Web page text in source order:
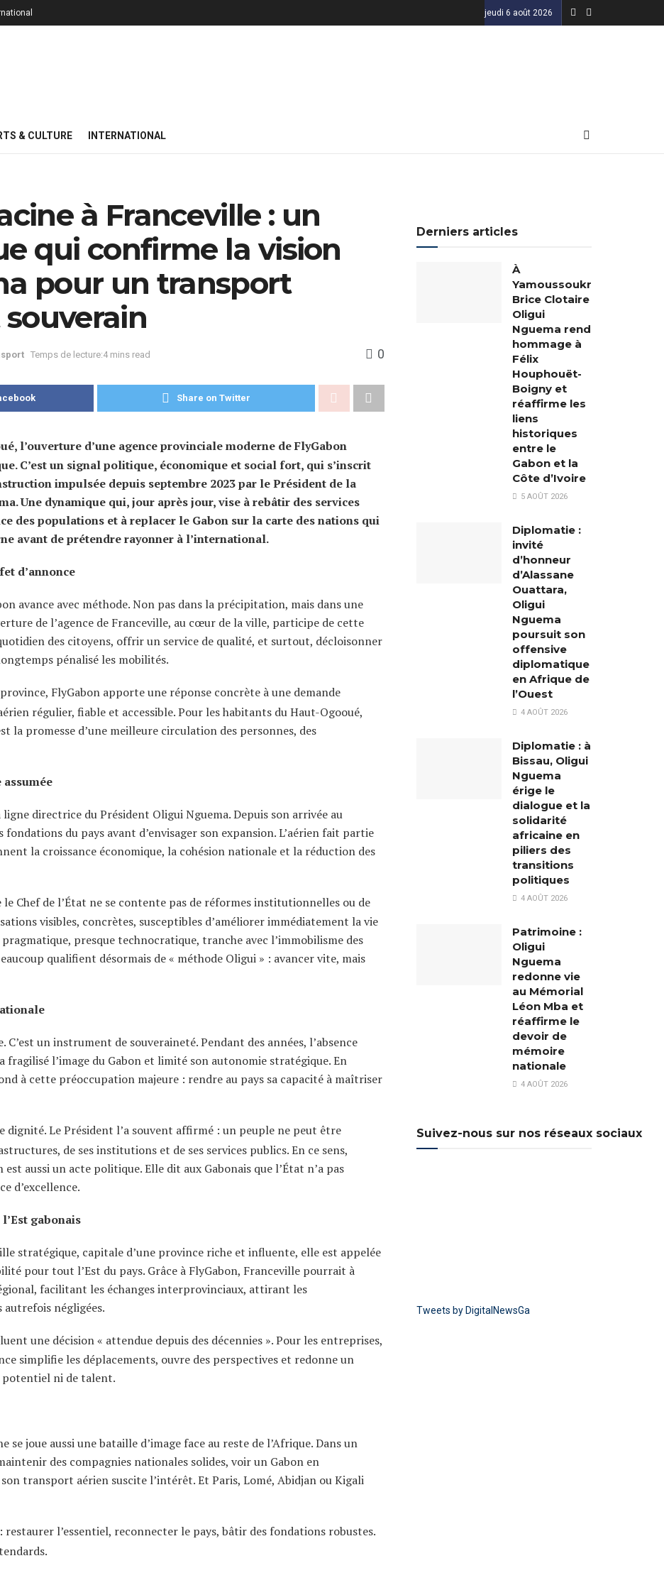
jeudi 6 août 2026
& CULTURE INTERNATIONAL
à Franceville : un
qui confirme la vision
pour un transport
Temps de lecture:4 mins read 0
Share on Twitter
l’ouverture d’une agence provinciale moderne de FlyGabon
C’est un signal politique, économique et social fort, qui s’inscrit
impulsée depuis septembre 2023 par le Président de la
Une dynamique qui, jour après jour, vise à rebâtir des services
des populations et à replacer le Gabon sur la carte des nations qui
avant de prétendre rayonner à l’international.
d’annonce
avance avec méthode. Non pas dans la précipitation, mais dans une
de l’agence de Franceville, au cœur de la ville, participe de cette
des citoyens, offrir un service de qualité, et surtout, décloisonner
pénalisé les mobilités.
FlyGabon apporte une réponse concrète à une demande
régulier, fiable et accessible. Pour les habitants du Haut-Ogooué,
la promesse d’une meilleure circulation des personnes, des
directrice du Président Oligui Nguema. Depuis son arrivée au
du pays avant d’envisager son expansion. L’aérien fait partie
la croissance économique, la cohésion nationale et la réduction des
Chef de l’État ne se contente pas de réformes institutionnelles ou de
visibles, concrètes, susceptibles d’améliorer immédiatement la vie
presque technocratique, tranche avec l’immobilisme des
qualifient désormais de « méthode Oligui » : avancer vite, mais
un instrument de souveraineté. Pendant des années, l’absence
l’image du Gabon et limité son autonomie stratégique. En
à cette préoccupation majeure : rendre au pays sa capacité à maîtriser
dignité. Le Président l’a souvent affirmé : un peuple ne peut être
de ses institutions et de ses services publics. En ce sens,
aussi un acte politique. Elle dit aux Gabonais que l’État n’a pas
d’excellence.
gabonais
stratégique, capitale d’une province riche et influente, elle est appelée
pour tout l’Est du pays. Grâce à FlyGabon, Franceville pourrait à
facilitant les échanges interprovinciaux, attirant les
autrefois négligées.
une décision « attendue depuis des décennies ». Pour les entreprises,
simplifie les déplacements, ouvre des perspectives et redonne un
potentiel ni de talent.
joue aussi une bataille d’image face au reste de l’Afrique. Dans un
des compagnies nationales solides, voir un Gabon en
transport aérien suscite l’intérêt. Et Paris, Lomé, Abidjan ou Kigali
restaurer l’essentiel, reconnecter le pays, bâtir des fondations robustes.
Derniers articles
À
Yamoussoukro,
Brice Clotaire
Oligui
Nguema rend
hommage à
Félix
Houphouët-
Boigny et
réaffirme les
liens
historiques
entre le
Gabon et la
Côte d’Ivoire
5 AOÛT 2026
Diplomatie :
invité
d’honneur
d’Alassane
Ouattara,
Oligui
Nguema
poursuit son
offensive
diplomatique
en Afrique de
l’Ouest
4 AOÛT 2026
Diplomatie : à
Bissau, Oligui
Nguema
érige le
dialogue et la
solidarité
africaine en
piliers des
transitions
politiques
4 AOÛT 2026
Patrimoine :
Oligui
Nguema
redonne vie
au Mémorial
Léon Mba et
réaffirme le
devoir de
mémoire
nationale
4 AOÛT 2026
Suivez-nous sur nos réseaux sociaux
Tweets by DigitalNewsGa